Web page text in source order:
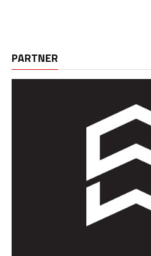
PARTNER